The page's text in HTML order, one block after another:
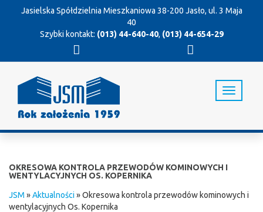
Jasielska Spółdzielnia Mieszkaniowa 38-200 Jasło, ul. 3 Maja
40
Szybki kontakt: (013) 44-640-40, (013) 44-654-29
T
o
i
OKRESOWA KONTROLA PRZEWODÓW KOMINOWYCH I
WENTYLACYJNYCH OS. KOPERNIKA
JSM »Aktualności»Okresowa kontrola przewodów kominowych i
wentylacyjnych Os. Kopernika